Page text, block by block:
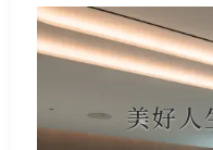
美好人